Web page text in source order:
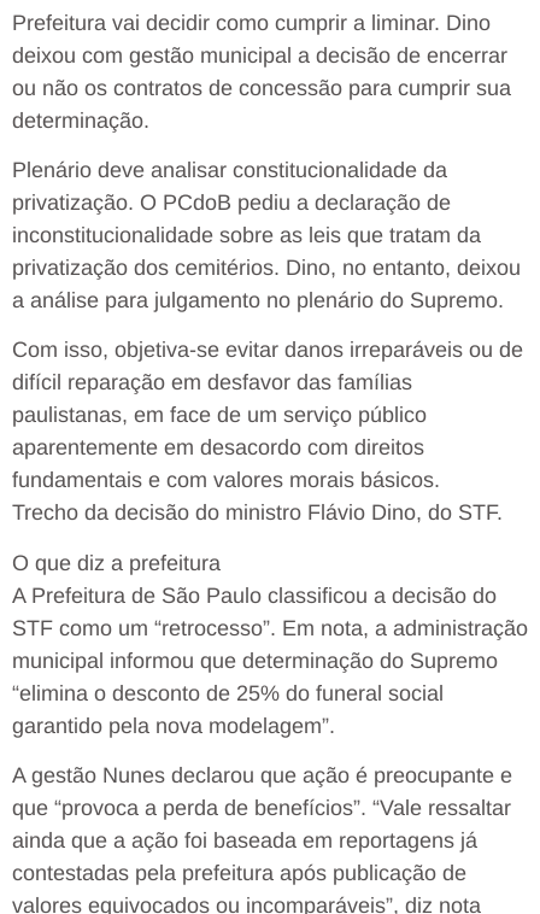
Prefeitura vai decidir como cumprir a liminar. Dino
deixou com gestão municipal a decisão de encerrar
ou não os contratos de concessão para cumprir sua
determinação.
Plenário deve analisar constitucionalidade da
privatização. O PCdoB pediu a declaração de
inconstitucionalidade sobre as leis que tratam da
privatização dos cemitérios. Dino, no entanto, deixou
a análise para julgamento no plenário do Supremo.
Com isso, objetiva-se evitar danos irreparáveis ou de
difícil reparação em desfavor das famílias
paulistanas, em face de um serviço público
aparentemente em desacordo com direitos
fundamentais e com valores morais básicos.
Trecho da decisão do ministro Flávio Dino, do STF.
O que diz a prefeitura
A Prefeitura de São Paulo classificou a decisão do
STF como um “retrocesso”. Em nota, a administração
municipal informou que determinação do Supremo
“elimina o desconto de 25% do funeral social
garantido pela nova modelagem”.
A gestão Nunes declarou que ação é preocupante e
que “provoca a perda de benefícios”. “Vale ressaltar
ainda que a ação foi baseada em reportagens já
contestadas pela prefeitura após publicação de
valores equivocados ou incomparáveis”, diz nota